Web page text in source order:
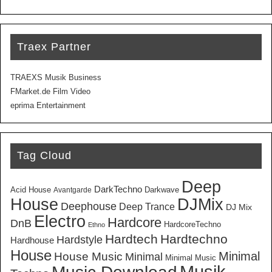
Traex Partner
TRAEXS Musik Business
FMarket.de Film Video
eprima Entertainment
Tag Cloud
Acid House Avantgarde DarkTechno Darkwave Deep
House Deephouse Deep Trance DJMix DJ Mix
DnB Electro Ethno Hardcore HardcoreTechno
Hardhouse Hardstyle Hardtech Hardtechno
House House Music Minimal Minimal Music Minimal